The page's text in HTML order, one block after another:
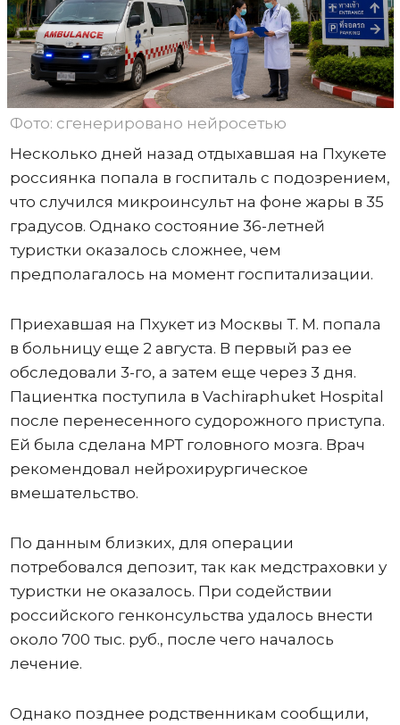
Фото: сгенерировано нейросетью
Несколько дней назад отдыхавшая на Пхукете
россиянка попала в госпиталь с подозрением,
что случился микроинсульт на фоне жары в 35
градусов. Однако состояние 36-летней
туристки оказалось сложнее, чем
предполагалось на момент госпитализации.
Приехавшая на Пхукет из Москвы Т. М. попала
в больницу еще 2 августа. В первый раз ее
обследовали 3-го, а затем еще через 3 дня.
Пациентка поступила в Vachiraphuket Hospital
после перенесенного судорожного приступа.
Ей была сделана МРТ головного мозга. Врач
рекомендовал нейрохирургическое
вмешательство.
По данным близких, для операции
потребовался депозит, так как медстраховки у
туристки не оказалось. При содействии
российского генконсульства удалось внести
около 700 тыс. руб., после чего началось
лечение.
Однако позднее родственникам сообщили,